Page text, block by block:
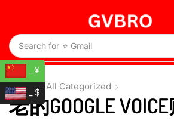
Search for ⭐ Gmail
Home All Categorized
老的GOOGLE
_ ¥
_ $